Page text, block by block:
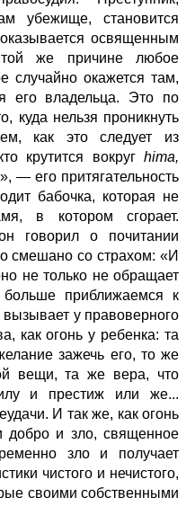
убежище, становится
освященным
же причине любое
случайно окажется там,
его владельца. Это по
куда нельзя проникнуть
как это следует из
крутится вокруг hima,
— его притягательность
бабочка, которая не
в котором сгорает.
говорил о почитании
смешано со страхом: «И
не только не обращает
приближаемся к
у правоверного
как огонь у ребенка: та
зажечь его, то же
вещи, та же вера, что
и престиж или же...
И так же, как огонь
добро и зло, священное
зло и получает
чистого и нечистого,
своими собственными